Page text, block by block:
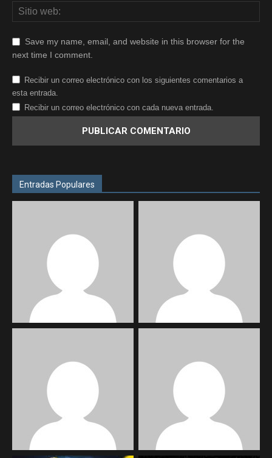
Save my name, email, and website in this browser for the
next time I comment.
Recibir un correo electrónico con los siguientes comentarios a
esta entrada.
Recibir un correo electrónico con cada nueva entrada.
Entradas Populares